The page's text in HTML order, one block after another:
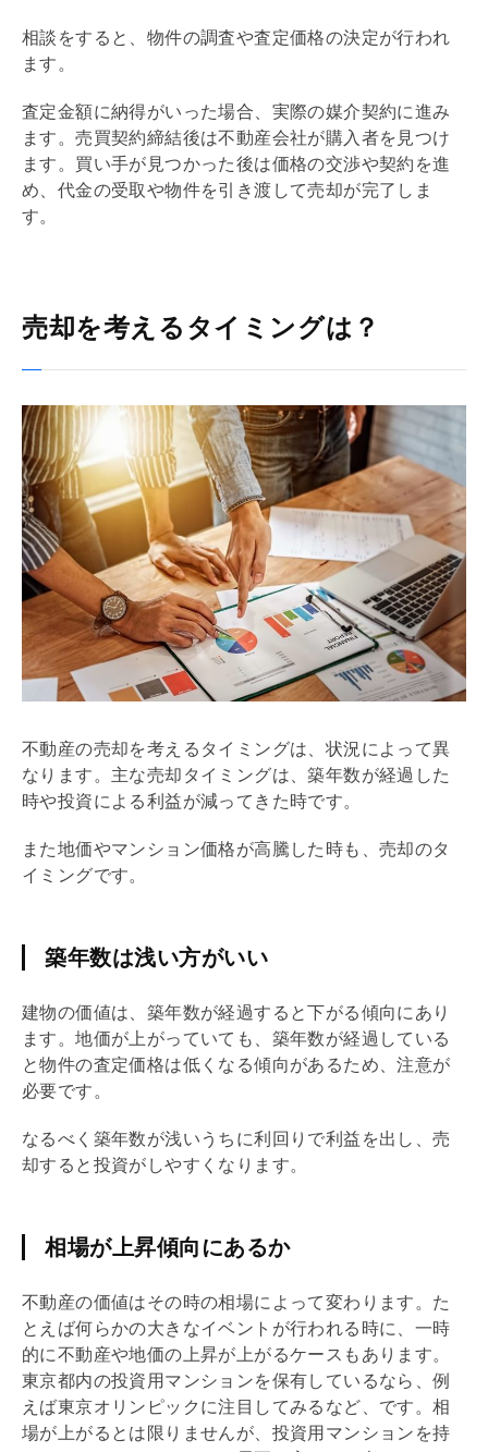
相談をすると、物件の調査や査定価格の決定が行われ
ます。
査定金額に納得がいった場合、実際の媒介契約に進み
ます。売買契約締結後は不動産会社が購入者を見つけ
ます。買い手が見つかった後は価格の交渉や契約を進
め、代金の受取や物件を引き渡して売却が完了しま
す。
売却を考えるタイミングは？
不動産の売却を考えるタイミングは、状況によって異
なります。主な売却タイミングは、築年数が経過した
時や投資による利益が減ってきた時です。
また地価やマンション価格が高騰した時も、売却のタ
イミングです。
築年数は浅い方がいい
建物の価値は、 築年数が経過すると下がる傾向にあり
ます。地価が上がっていても、 築年数が経過している
と物件の査定価格は低くなる傾向があるため、注意が
必要です。
なるべく 築年数が浅いうちに利回り で利益を出し、売
却すると投資がしやすくなります。
相場が上昇傾向にあるか
不動産の価値はその時の相場によって変わります。た
とえば何らかの大きなイベントが行われる時に、一時
的に不動産や地価の上昇が上がるケースもあります。
東京都内の投資用マンションを保有しているなら、例
えば東京オリンピックに注目してみるなど、です。相
場が上がるとは限りませんが、投資用マンションを持